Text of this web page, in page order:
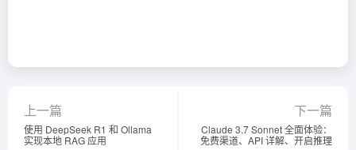
上一篇
使用 DeepSeek R1 和 Ollama
实现本地 RAG 应用
下一篇
Claude 3.7 Sonnet 全面体验：
免费渠道、API 详解、开启推理